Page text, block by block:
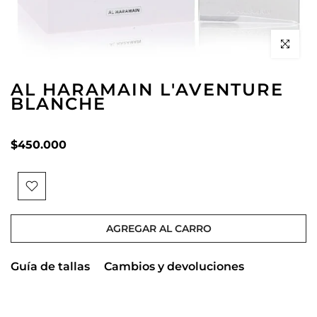
Click to
AL HARAMAIN L'AVENTURE
BLANCHE
$450.000
AGREGAR AL CARRO
Guía de tallas Cambios y devoluciones